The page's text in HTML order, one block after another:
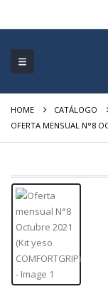
HOME
CATÁLOGO
OFERTA MENSUAL N°8